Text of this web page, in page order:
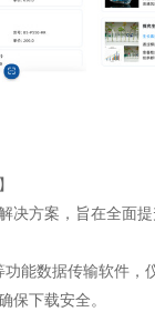
方案，旨在全
能数据传输软件
下载安全。